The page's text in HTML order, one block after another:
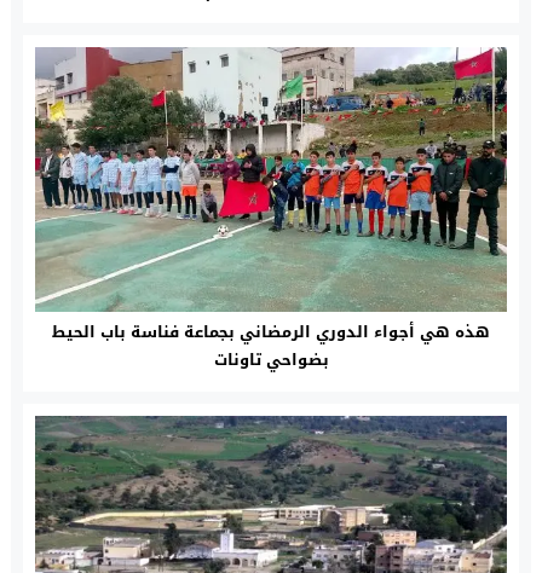
هذه هي أجواء الدوري الرمضاني بجماعة فناسة باب الحيط
بضواحي تاونات‎